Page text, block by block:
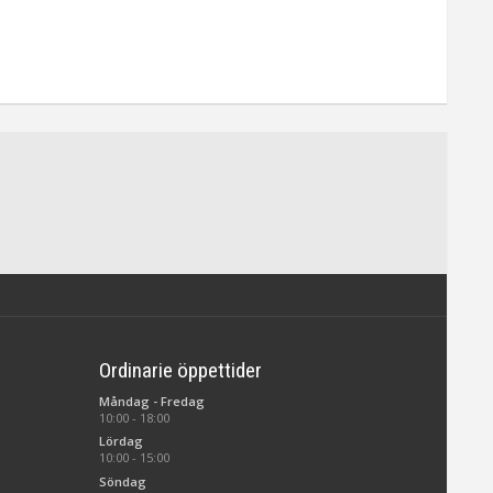
Ordinarie öppettider
Måndag - Fredag
10:00 - 18:00
Lördag
10:00 - 15:00
Söndag